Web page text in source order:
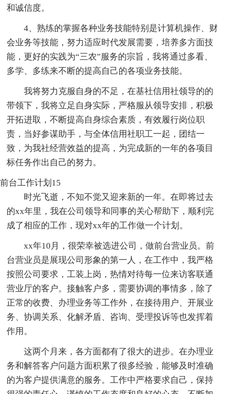
和诚信度。
4、熟练的掌握各种业务技能特别是计算机操作、财
会业务等技能，努力适应时代发展需要，培养多方面技
能，更好的实践为“三农”服务的宗旨，我将通过多看、
多学、多练来不断的提高自己的各项业务技能。
我将努力克服自身的不足，在基社信用社领导的的
带领下，我将立足自身实际，严格服从领导安排，积极
开拓进取，不断提高自身综合素质，有效履行岗位职
责，当好参谋助手，与全体信用社职工一起，团结一
致，为我社经营效益的提高，为完成新的一年的各项目
标任务作出自己的努力。
前台工作计划15
时光飞逝，不知不觉又迎来新的一年。在即将过去
的xx年里，我在公司领导和同事的关心帮助下，顺利完
成了相应的工作，现对xx年的工作做一个计划。
xx年10月，很荣幸被选进公司，做前台营业员。前
台营业员是展现公司形象的第一人，在工作中，我严格
按照公司要求，工装上岗，热情对待每一位来访客联通
营业厅的客户。接触客户多，需要协调的事情多，除了
正常的收费、办理业务等工作外，在接待用户、开展业
务、协调关系、化解矛盾、咨询、受理投诉等也发挥着
作用。
这两个月来，各方面都有了很大的进步。在办理业
务和解答客户问题方面积累了很多经验，能够及时准确
的为客户提供满意的服务。工作中严格要求自己，保持